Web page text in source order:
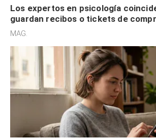
Los expertos en psicología
guardan recibos o tickets de
son acumuladores, sino que tienen
MAG.